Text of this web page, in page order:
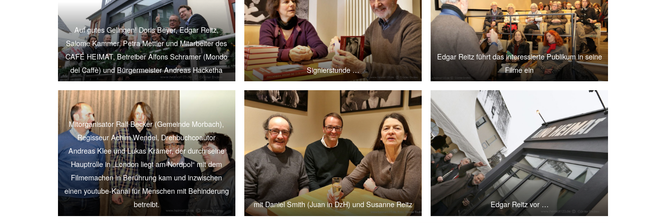
Auf gutes Gelingen! Doris Beyer, Edgar Reitz,
Salome Kammer, Petra Mettler und Mitarbeiter des
CAFÉ HEIMAT, Betreiber Alfons Schramer (Mondo
del Caffè) und Bürgermeister Andreas Hacketha
Signierstunde …
Edgar Reitz führt das interessierte Publikum in seine
Filme ein
Mitorganisator Ralf Becker (Gemeinde Morbach),
Regisseur Achim Wendel, Drehbuchcoautor
Andreas Klee und Lukas Krämer, der durch seine
Hauptrolle in „London liegt am Nordpol“ mit dem
Filmemachen in Berührung kam und inzwischen
einen youtube-Kanal für Menschen mit Behinderung
betreibt.
mit Daniel Smith (Juan in DzH) und Susanne Reitz Edgar Reitz vor …